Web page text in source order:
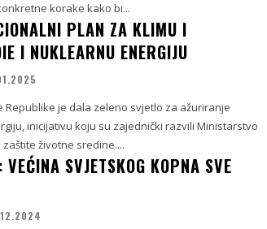
korake kako bi...
PLAN ZA KLIMU I
I NUKLEARNU ENERGIJU
Republike je dala zeleno svjetlo za ažuriranje
inicijativu koju su zajednički razvili Ministarstvo
životne sredine....
SVJETSKOG KOPNA SVE